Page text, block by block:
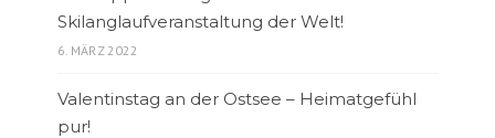
Skilanglaufveranstaltung der Welt!
6. MÄRZ 2022
Valentinstag an der Ostsee – Heimatgefühl
pur!